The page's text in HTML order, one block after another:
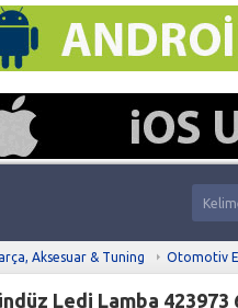
Aksesuar & Tuning Otomotiv
Ledi Lamba 423973